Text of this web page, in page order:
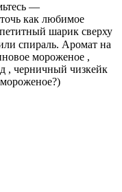
—
как любимое
шарик сверху
спираль. Аромат на
мороженое ,
, черничный чизкейк